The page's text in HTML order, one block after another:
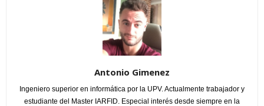
Antonio Gimenez
Ingeniero superior en informática por la UPV. Actualmente trabajador y
estudiante del Master IARFID. Especial interés desde siempre en la